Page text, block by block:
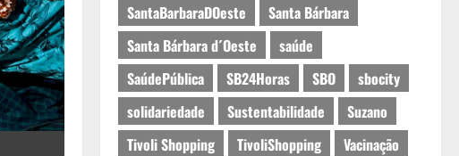
SantaBarbaraDOeste
Santa Bárbara
Santa Bárbara d´Oeste
saúde
SaúdePública
SB24Horas SBO
sbocity
solidariedade
Sustentabilidade
Suzano
Tivoli Shopping
TivoliShopping
Vacinação